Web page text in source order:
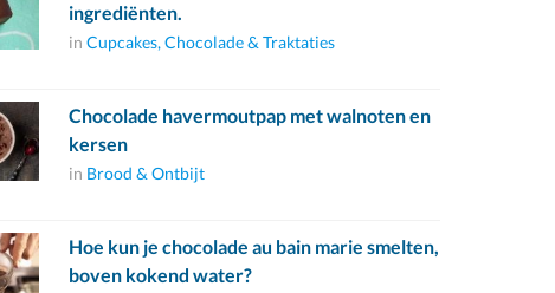
ingrediënten.
in Cupcakes, Chocolade & Traktaties
Chocolade havermoutpap met walnoten en
kersen
in Brood & Ontbijt
Hoe kun je chocolade au bain marie smelten,
boven kokend water?